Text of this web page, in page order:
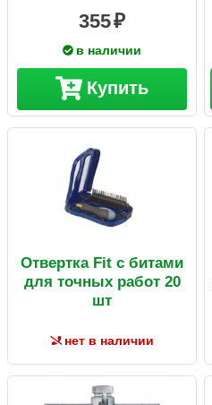
355
в наличии
Купить
Отвертка Fit с битами
для точных работ 20
шт
нет в наличии